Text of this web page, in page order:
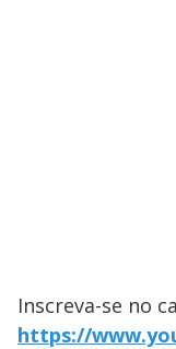
Inscreva-se no
https://